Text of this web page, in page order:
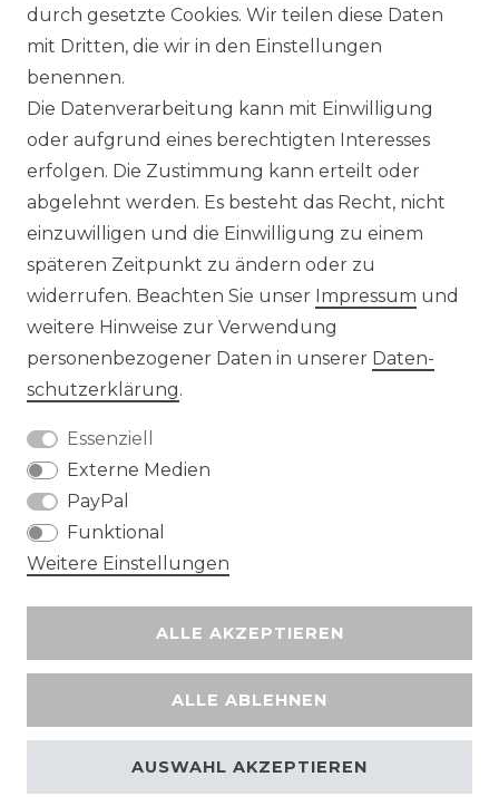
IMPRESSUM
KONTAKT
Unsere Zahlungsmöglichkeiten
Wir versenden mit
durch gesetzte Cookies. Wir teilen diese Daten
mit Dritten, die wir in den Einstellungen
benennen.
Die Datenverarbeitung kann mit Einwilligung
oder aufgrund eines berechtigten Interesses
erfolgen. Die Zustimmung kann erteilt oder
abgelehnt werden. Es besteht das Recht, nicht
einzuwilligen und die Einwilligung zu einem
späteren Zeitpunkt zu ändern oder zu
widerrufen. Beachten Sie unser Impressum und
weitere Hinweise zur Verwendung
personenbezogener Daten in unserer Daten­
schutz­erklärung.
Essenziell
Externe Medien
PayPal
Funktional
Weitere Einstellungen
ALLE AKZEPTIEREN
ALLE ABLEHNEN
AUSWAHL AKZEPTIEREN